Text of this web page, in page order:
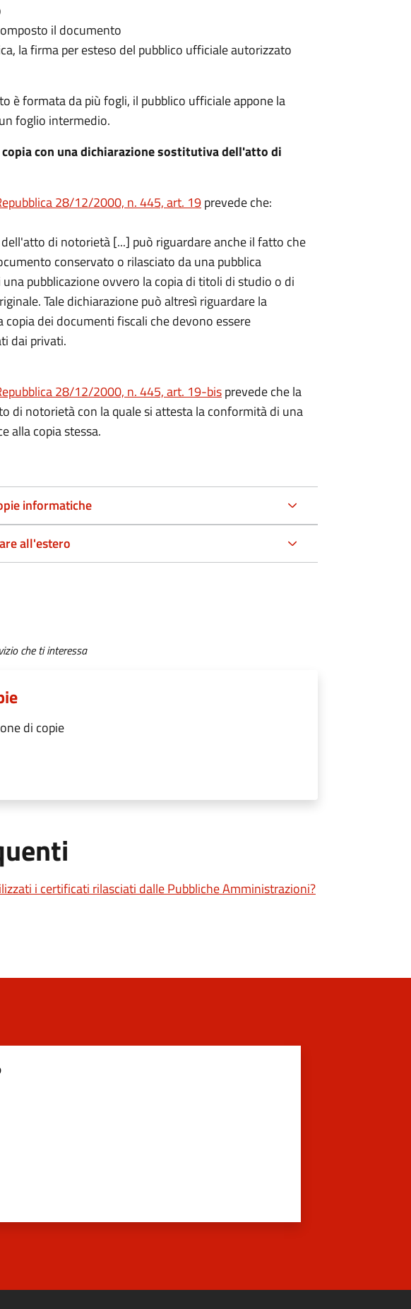
il documento
la firma per esteso del pubblico ufficiale autorizzato
è formata da più fogli, il pubblico ufficiale appone la
foglio intermedio.
con una dichiarazione sostitutiva dell'atto di
28/12/2000, n. 445, art. 19prevede che:
di notorietà [...] può riguardare anche il fatto che
conservato o rilasciato da una pubblica
pubblicazione ovvero la copia di titoli di studio o di
Tale dichiarazione può altresì riguardare la
dei documenti fiscali che devono essere
dai privati.
28/12/2000, n. 445, art. 19-bisprevede che la
di notorietà con la quale si attesta la conformità di una
alla copia stessa.
informatiche
all'estero
che ti interessa
di copie
i certificati rilasciati dalle Pubbliche Amministrazioni?